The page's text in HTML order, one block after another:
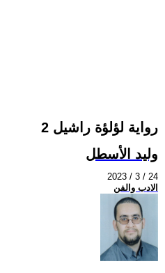
رواية لؤلؤة راشيل 2
وليد الأسطل
2023 / 3 / 24
الادب والفن